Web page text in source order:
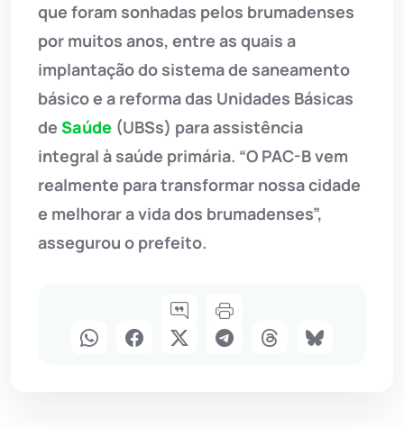
que foram sonhadas pelos brumadenses
por muitos anos, entre as quais a
implantação do sistema de saneamento
básico e a reforma das Unidades Básicas
de Saúde (UBSs) para assistência
integral à saúde primária. “O PAC-B vem
realmente para transformar nossa cidade
e melhorar a vida dos brumadenses”,
assegurou o prefeito.